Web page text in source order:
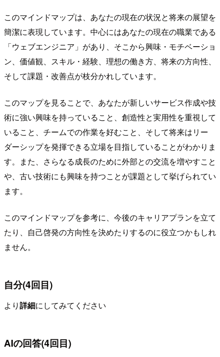
このマインドマップは、あなたの現在の状況と将来の展望を
簡潔に表現しています。中心にはあなたの現在の職業である
「ウェブエンジニア」があり、そこから興味・モチベーショ
ン、価値観、スキル・経験、理想の働き方、将来の方向性、
そして課題・改善点が枝分かれしています。
このマップを見ることで、あなたが新しいサービス作成や技
術に強い興味を持っていること、創造性と実用性を重視して
いること、チームでの作業を好むこと、そして将来はリー
ダーシップを発揮できる立場を目指していることがわかりま
す。また、さらなる成長のために外部との交流を増やすこと
や、古い技術にも興味を持つことが課題として挙げられてい
ます。
このマインドマップを参考に、今後のキャリアプランを立て
たり、自己啓発の方向性を決めたりするのに役立つかもしれ
ません。
自分(4回目)
より詳細にしてみてください
AIの回答(4回目)